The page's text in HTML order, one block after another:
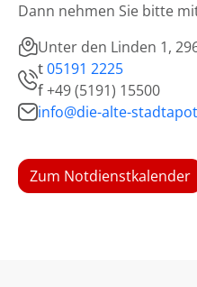
Dann nehmen Sie bitte
Unter den Linden 1,
t05191 2225
f+49 (5191) 15500
info@die-alte-
Zum Notdienstkalender